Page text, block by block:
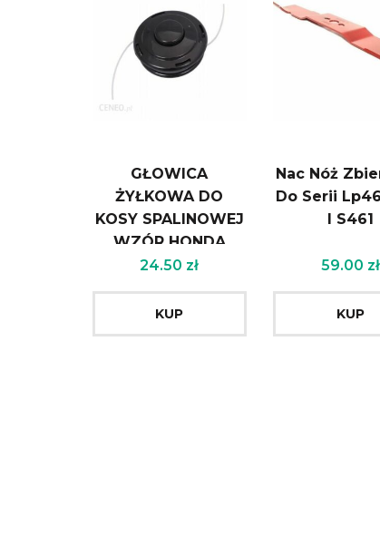
GŁOWICA
ŻYŁKOWA DO
KOSY SPALINOWEJ
WZÓR HONDA
GZK6
24.50 zł
KUP
Nac Nóż
Do Serii
I S461
59.00 zł
KUP